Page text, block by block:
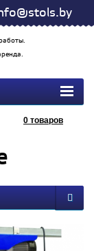
0 товаров